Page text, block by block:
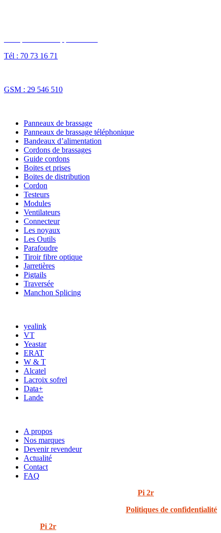
Tél : 70 73 16 71
GSM : 29 546 510
Panneaux de brassage
Panneaux de brassage téléphonique
Bandeaux d’alimentation
Cordons de brassages
Guide cordons
Boites et prises
Boites de distribution
Cordon
Testeurs
Modules
Ventilateurs
Connecteur
Les noyaux
Les Outils
Parafoudre
Tiroir fibre optique
Jarretières
Pigtails
Traversée
Manchon Splicing
yealink
VT
Yeastar
ERAT
W & T
Alcatel
Lacroix sofrel
Data+
Lande
A propos
Nos marques
Devenir revendeur
Actualité
Contact
FAQ
Pi 2r
Politiques de confidentialité
Pi 2r